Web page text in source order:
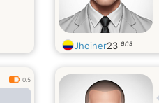
Jhoiner23 ans
0.5